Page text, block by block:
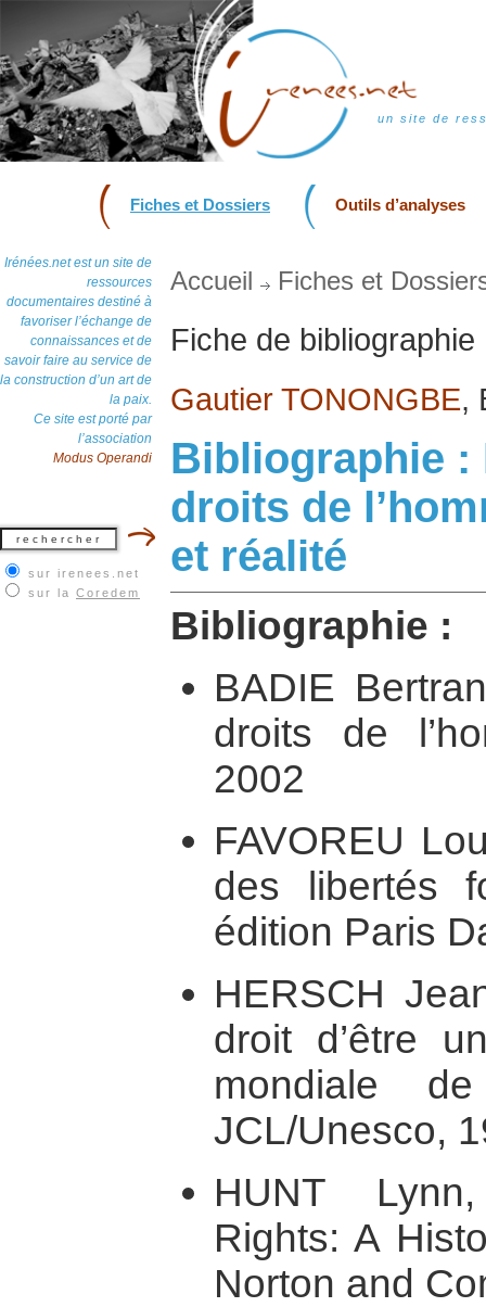
un site de
Fiches et Dossiers Outils d’analyses
Irénées.net est un site de
ressources
documentaires destiné à
favoriser l’échange de
connaissances et de
savoir faire au service de
la construction d’un art de
la paix.
Ce site est porté par
l’association
Modus Operandi
sur irenees.net
sur la Coredem
Accueil Fiches et
Fiche de bibliographie
Gautier TONONGBE,
Bibliographie :
droits de
et réalité
Bibliographie :
BADIE
droits de
2002
FAVOREU
des libertés
édition Paris
HERSCH
droit d’être
mondiale
JCL/Unesco,
HUNT
Rights: A
Norton and